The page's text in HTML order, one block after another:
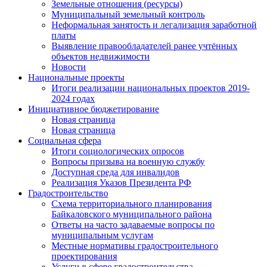
Земельные отношения (ресурсы)
Муниципальный земельный контроль
Неформальная занятость и легализация заработной
платы
Выявление правообладателей ранее учтённых
объектов недвижимости
Новости
Национальные проекты
Итоги реализации национальных проектов 2019-
2024 годах
Инициативное бюджетирование
Новая страница
Новая страница
Социальная сфера
Итоги социологических опросов
Вопросы призыва на военную службу
Доступная среда для инвалидов
Реализация Указов Президента РФ
Градостроительство
Схема территориального планирования
Байкаловского муниципального района
Ответы на часто задаваемые вопросы по
муниципальным услугам
Местные нормативы градостроительного
проектирования